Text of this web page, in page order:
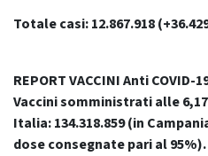
Totale casi: 12.867.918
REPORT VACCINI Anti COVID-
Vaccini somministrati alle
Italia: 134.318.859(in
dose consegnate pari al 95%).